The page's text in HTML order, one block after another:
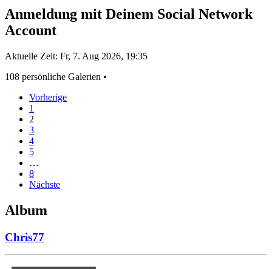
Anmeldung mit Deinem Social Network
Account
Aktuelle Zeit: Fr, 7. Aug 2026, 19:35
108 persönliche Galerien •
Vorherige
1
2
3
4
5
…
8
Nächste
Album
Chris77